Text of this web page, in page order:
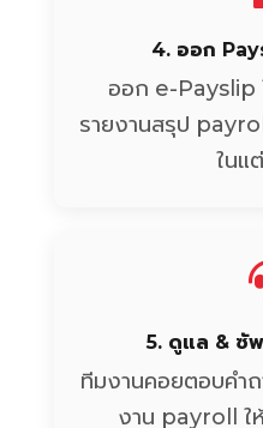
4. ออก
ออก e-Payslip
รายงานสรุป
ในแ
5. ดูแล & ซั
ทีมงานคอยตอบคำ
งาน payroll ใ